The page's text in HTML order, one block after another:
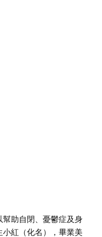
助自閉、憂鬱症及身
紅（化名），畢業美